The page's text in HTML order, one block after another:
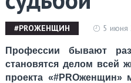
#PROЖЕНЩИН 5 июня
Профессии бывают
становятся делом всей
проекта